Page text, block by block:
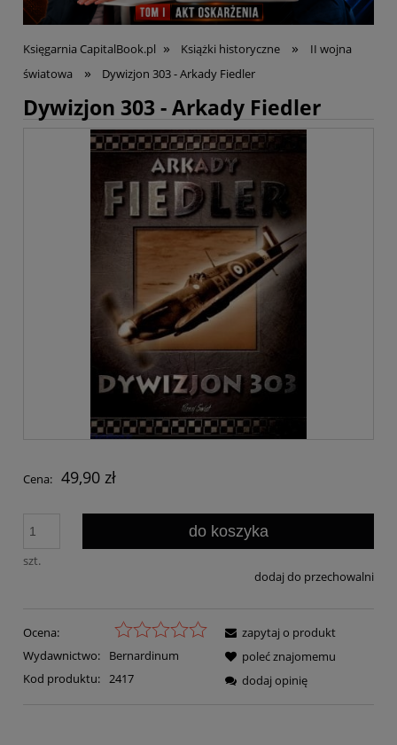
Księgarnia CapitalBook.pl » Książki historyczne »
II wojna
światowa
» Dywizjon 303 - Arkady Fiedler
Dywizjon 303 - Arkady Fiedler
Cena: 49,90 zł
szt.
do koszyka
dodaj do przechowalni
Ocena:
Wydawnictwo:
Bernardinum
Kod produktu: 2417
zapytaj o produkt
poleć znajomemu
dodaj opinię